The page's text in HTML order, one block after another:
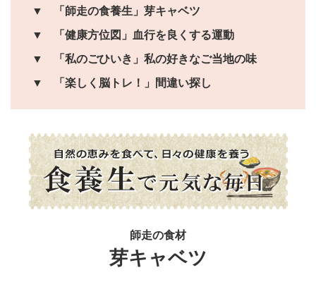
▼
「師走の食養生」芽キャベツ
▼
「健康方位図」血行を良くする運動
▼
「私のごひいき」私の好きなご当地の味
▼
「楽しく脳トレ！」間違い探し
師走の食材
芽キャベツ